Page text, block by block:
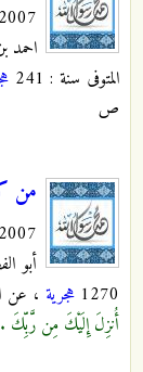
15:42
احمد
المتوفى سنة : 241
ص
من
13:50
أبو
1270 هجرية ، عن
أُنزِلَ إِلَيْكَ مِن رَّبِّكَ